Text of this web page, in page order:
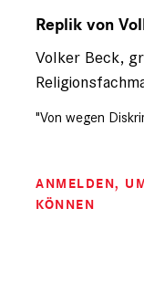
auf
L.
Sanders
(nicht
registriert)
Replik von
Volker Beck,
"Von wegen
ANMELDEN,
KÖNNEN